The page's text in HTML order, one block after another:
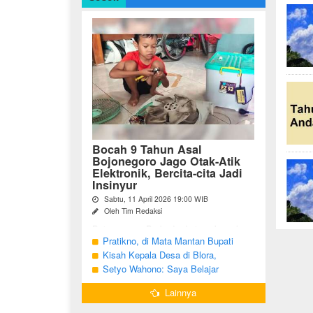
Bocah 9 Tahun Asal
Bojonegoro Jago Otak-Atik
Elektronik, Bercita-cita Jadi
Insinyur
Sabtu, 11 April 2026 19:00 WIB
Oleh Tim Redaksi
seusianya, seorang bocah dari Desa
Growok, Kecamatan Dander, Kabupaten
Bojonegoro ini justru memiliki minat
besar ...
Pratikno, di Mata Mantan Bupati
Bojonegoro, Kang Yoto
Kisah Kepala Desa di Blora,
Menjabat Tiga Periode Tapi Masih
Hidup Sederhana
Setyo Wahono: Saya Belajar
Pengabdian dari Orang Tua
Lainnya